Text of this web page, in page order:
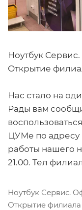
Ноутбук
Открытие
Нас стало на
Рады вам
ЦУМе по
работы нашего
21.00. Тел
Ноутбук Сервис.
Открытие